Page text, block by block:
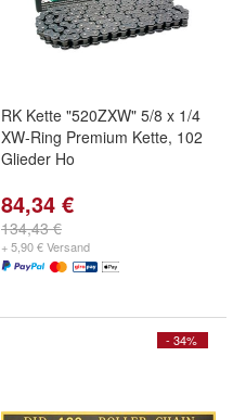
RK Kette "520ZXW" 5/8 x 1/4
XW-Ring Premium Kette, 102
Glieder Ho
84,34 €
134,43 €
+ 5,90 € Versand
- 34%